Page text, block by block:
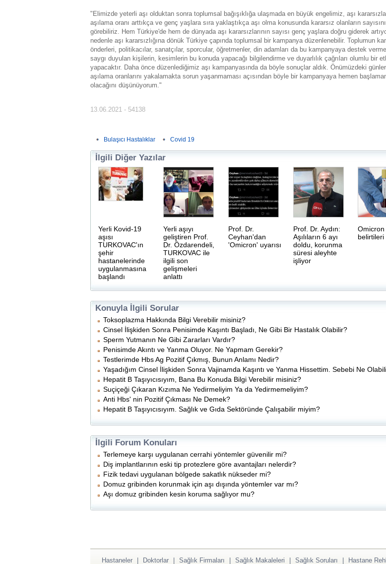
"Elimizde yeterli aşı olduktan sonra toplumsal bağışıklığa ulaşmada en büyük engelimiz, aşı
aşılama oranı arttıkça ve genç yaşlara sıra yaklaştıkça aşı olma konusunda kararsız olanların
görebiliriz. Hem Türkiye'de hem de dünyada aşı kararsızlarının sayısı genç yaşlara doğru giderek
nedenle aşı kararsızlığına dönük Türkiye çapında toplumsal bir kampanya düzenlenebilir. Toplumun
önderleri, politikacılar, sanatçılar, sporcular, öğretmenler, din adamları da bu kampanyaya destek
saygı duyulan kişilerin, kesimlerin bu konuda yapacağı bilgilendirme ve duyarlılık çağrıları olumlu bir
yapacaktır. Daha önce düzenlediğimiz aşı kampanyasında da böyle sonuçlar aldık. Önümüzdeki
aşılama oranlarını yakalamakta sorun yaşanmaması açısından böyle bir kampanyaya hemen
olacağını düşünüyorum."
13.06.2021 - 54138
Bulaşıcı Hastalıklar Covid 19
İlgili Diğer Yazılar
Yerli Kovid-19
aşısı
TURKOVAC'ın
şehir
hastanelerinde
uygulanmasına
başlandı
Yerli aşıyı
geliştiren Prof.
Dr. Özdarendeli,
TURKOVAC ile
ilgili son
gelişmeleri
anlattı
Prof. Dr.
Ceyhan'dan
'Omicron' uyarısı
Prof. Dr. Aydın:
Aşılıların 6 ayı
doldu, korunma
süresi aleyhte
işliyor
Omicron
belirtileri
Konuyla İlgili Sorular
Toksoplazma Hakkında Bilgi Verebilir misiniz?
Cinsel İlişkiden Sonra Penisimde Kaşıntı Başladı, Ne Gibi Bir Hastalık Olabilir?
Sperm Yutmanın Ne Gibi Zararları Vardır?
Penisimde Akıntı ve Yanma Oluyor. Ne Yapmam Gerekir?
Testlerimde Hbs Ag Pozitif Çıkmış, Bunun Anlamı Nedir?
Yaşadığım Cinsel İlişkiden Sonra Vajinamda Kaşıntı ve Yanma Hissettim. Sebebi Ne
Hepatit B Taşıyıcısıyım, Bana Bu Konuda Bilgi Verebilir misiniz?
Suçiçeği Çıkaran Kızıma Ne Yedirmeliyim Ya da Yedirmemeliyim?
Anti Hbs' nin Pozitif Çıkması Ne Demek?
Hepatit B Taşıyıcısıyım. Sağlık ve Gıda Sektöründe Çalışabilir miyim?
İlgili Forum Konuları
Terlemeye karşı uygulanan cerrahi yöntemler güvenilir mi?
Diş implantlarının eski tip protezlere göre avantajları nelerdir?
Fizik tedavi uygulanan bölgede sakatlık nükseder mi?
Domuz gribinden korunmak için aşı dışında yöntemler var mı?
Aşı domuz gribinden kesin koruma sağlıyor mu?
Hastaneler | Doktorlar | Sağlık Firmaları | Sağlık Makaleleri | Sağlık Soruları | Hastane